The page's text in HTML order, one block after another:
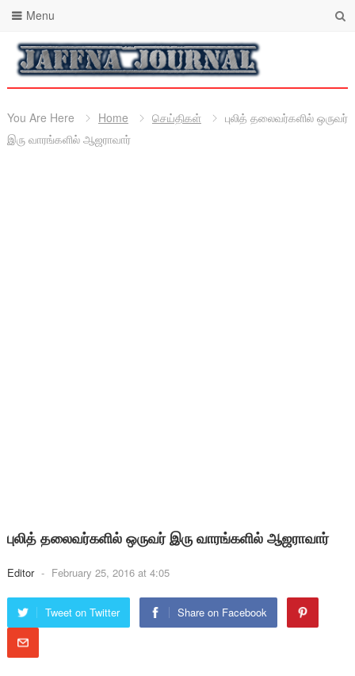
Menu
You Are Here Home செய்திகள்
புலித் தலைவர்களில் ஒருவர்
இரு வாரங்களில் ஆஜராவார்
புலித் தலைவர்களில் ஒருவர் இரு வாரங்களில் ஆஜராவார்
Editor - February 25, 2016 at 4:05
Tweet on Twitter Share on Facebook